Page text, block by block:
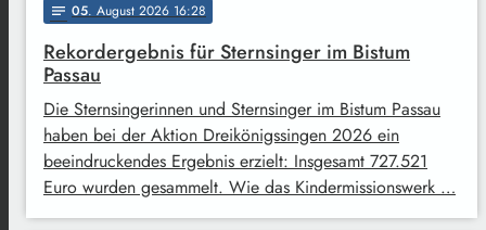
notes 05. August 2026 16:28
Rekordergebnis für Sternsinger im Bistum
Passau
Die Sternsingerinnen und Sternsinger im Bistum Passau
haben bei der Aktion Dreikönigssingen 2026 ein
beeindruckendes Ergebnis erzielt: Insgesamt 727.521
Euro wurden gesammelt. Wie das Kindermissionswerk …